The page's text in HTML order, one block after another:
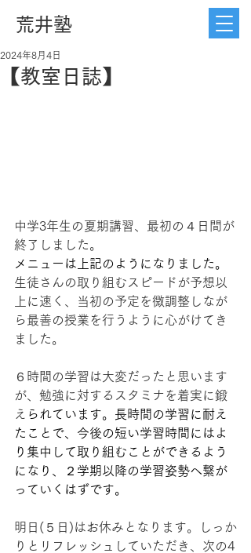
荒井塾
【教室日誌】
2024年8月4日
中学3年生の夏期講習、最初の４日間が
終了しました。
メニューは上記のようになりました。
生徒さんの取り組むスピードが予想以
上に速く、当初の予定を微調整しなが
ら最善の授業を行うように心がけてき
ました。
６時間の学習は大変だったと思います
が、勉強に対するスタミナを着実に鍛
え られています。長時間の学習に耐え
たことで、今後の短い学習時間にはよ
り集中して取り組むことができるよう
になり、２学期以降の学習姿勢へ繋が
っていくはずです。
明日(５日)はお休みとなります。しっか
りとリフレッシュしていただき、次の4